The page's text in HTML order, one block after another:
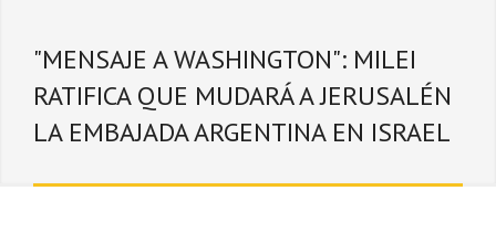
"MENSAJE A WASHINGTON": MILEI
RATIFICA QUE MUDARÁ A JERUSALÉN
LA EMBAJADA ARGENTINA EN ISRAEL